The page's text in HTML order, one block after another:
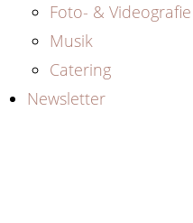
Foto- & Videografie
Musik
Catering
Newsletter